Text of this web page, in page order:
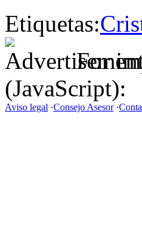
Etiquetas:
For
(JavaScript):
Aviso legal ·Consejo Asesor·